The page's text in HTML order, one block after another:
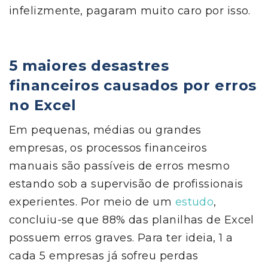
infelizmente, pagaram muito caro por isso.
5 maiores desastres
financeiros causados por erros
no Excel
Em pequenas, médias ou grandes
empresas, os processos financeiros
manuais são passíveis de erros mesmo
estando sob a supervisão de profissionais
experientes. Por meio de um estudo,
concluiu-se que 88% das planilhas de Excel
possuem erros graves. Para ter ideia, 1 a
cada 5 empresas já sofreu perdas